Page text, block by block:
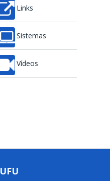
Links
Sistemas
Vídeos
UFU